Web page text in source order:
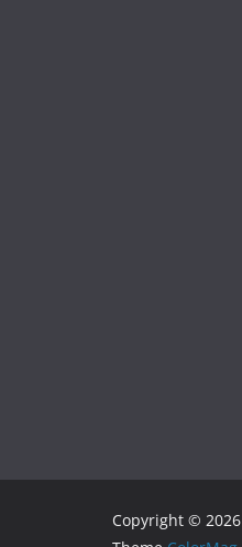
Copyright © 2026